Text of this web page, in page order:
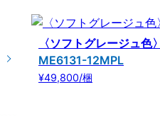
〈ソフトグレージュ色〉
ME6131-12MPL
¥49,800/梱